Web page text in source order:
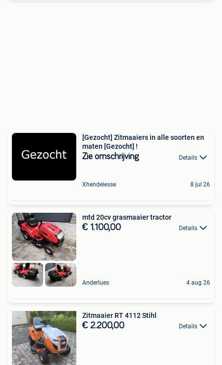
[Gezocht] Zitmaaiers in alle soorten en
maten [Gezocht] !
Zie omschrijving Details
Xhendelesse 8 jul 26
mtd 20cv grasmaaier tractor
€ 1.100,00 Details
Anderlues 4 aug 26
Zitmaaier RT 4112 Stihl
€ 2.200,00 Details